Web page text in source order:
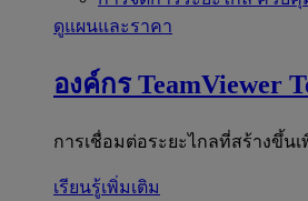
ดูแผนและราคา
องค์กร TeamViewer
การเชื่อมต่อระยะไกลที่สร้างขึ้น
เรียนรู้เพิ่มเติม